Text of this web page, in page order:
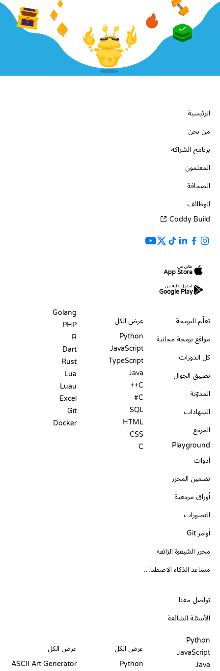
الرئيسية
من نحن
برنامج الشراكة
المعلمون
الصحافة
الوظائف
Coddy Build
حمّل من
App Store
احصل عليه من
Google Play
تعلّم البرمجة
مواقع برمجة مجانية
كل الدورات
تطبيق الجوال
المدوّنة
الشهادات
المرجع
Playground
أدوات
تضمين المحرر
أوراق مرجعية
التصورات
أوامر Git
محرر الشيفرة الزائفة
مساعد الذكاء الاصطناعي
تواصل معنا
الأسئلة الشائعة
عرض الكل
Python
JavaScript
TypeScript
Java
C++
C#
SQL
HTML
CSS
C
Golang
PHP
R
Dart
Rust
Lua
Luau
Excel
Git
Docker
Python
JavaScript
Java
عرض الكل
Python
عرض الكل
ASCII Art Generator